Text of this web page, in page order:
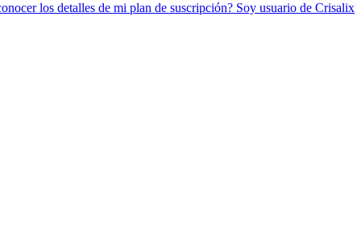
los detalles de mi plan de suscripción? Soy usuario de Crisalix